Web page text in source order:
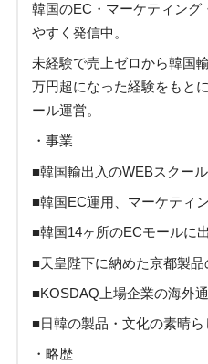
韓国のEC・マーケティング
やすく発信中。
未経験で売上ゼロから韓国
万円超になった経験をもと
ール運営。
・事業
■韓国輸出入のWEBスクー
■韓国EC運用、マーケティ
■韓国14ヶ所のECモールに
■天皇陛下に納めた京都製
■KOSDAQ上場企業の海外
■日韓の製品・文化の素晴
・略歴